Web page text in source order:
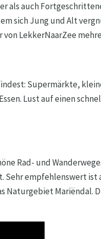
auch
sich Jung und Alt
LekkerNaarZee
Supermärkte,
Lust auf einen
Rad- und
empfehlenswert ist
Naturgebiet Mariëndal.